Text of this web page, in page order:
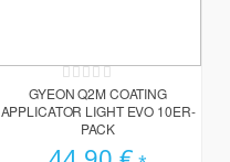
Rating:
0%
GYEON Q2M COATING
APPLICATOR LIGHT EVO 10ER-
PACK